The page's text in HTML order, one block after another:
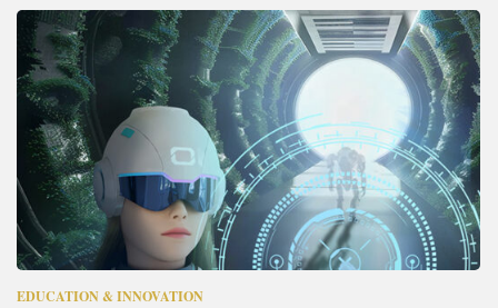
EDUCATION & INNOVATION